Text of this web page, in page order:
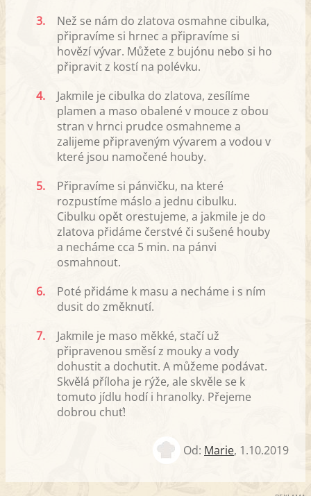
3.
Než se nám do zlatova osmahne cibulka,
připravíme si hrnec a připravíme si
hovězí vývar. Můžete z bujónu nebo si ho
připravit z kostí na polévku.
4.
Jakmile je cibulka do zlatova, zesílíme
plamen a maso obalené v mouce z obou
stran v hrnci prudce osmahneme a
zalijeme připraveným vývarem a vodou v
které jsou namočené houby.
5.
Připravíme si pánvičku, na které
rozpustíme máslo a jednu cibulku.
Cibulku opět orestujeme, a jakmile je do
zlatova přidáme čerstvé či sušené houby
a necháme cca 5 min. na pánvi
osmahnout.
6.
Poté přidáme k masu a necháme i s ním
dusit do změknutí.
7.
Jakmile je maso měkké, stačí už
připravenou směsí z mouky a vody
dohustit a dochutit. A můžeme podávat.
Skvělá příloha je rýže, ale skvěle se k
tomuto jídlu hodí i hranolky. Přejeme
dobrou chuť!
Od: Marie, 1.10.2019